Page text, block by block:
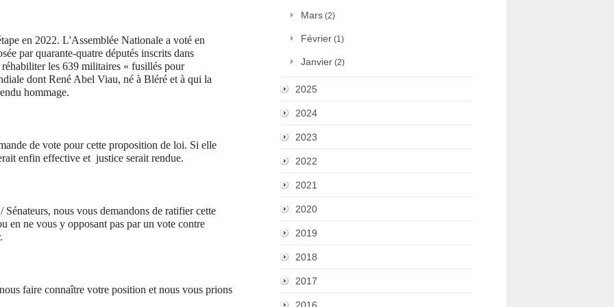
en 2022. L'Assemblée Nationale a voté en
par quarante-quatre députés inscrits dans
les 639 militaires « fusillés pour
dont René Abel Viau, né à Bléré et à qui la
hommage.
de vote pour cette proposition de loi. Si elle
enfin effective et justice serait rendue.
nous vous demandons de ratifier cette
en ne vous y opposant pas par un vote contre
faire connaître votre position et nous vous prions
Mars (2)
Février (1)
Janvier (2)
2025
2024
2023
2022
2021
2020
2019
2018
2017